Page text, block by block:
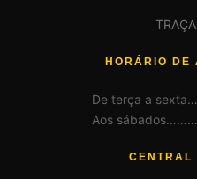
HORÁRIO DE
De terça a
Aos
CENTRAL